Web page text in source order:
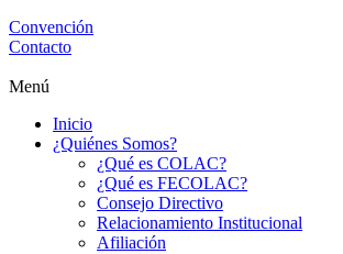
Convención
Contacto
Menú
Inicio
¿Quiénes Somos?
¿Qué es COLAC?
¿Qué es FECOLAC?
Consejo Directivo
Relacionamiento Institucional
Afiliación